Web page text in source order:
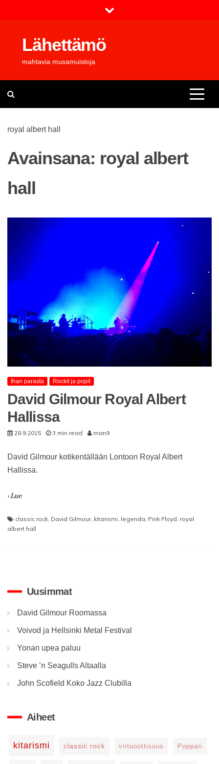
Lähettämö
mahtavia musamuistoja
royal albert hall
Avainsana: royal albert
hall
Ihan parasta Rockit ja popit
David Gilmour Royal Albert
Hallissa
28.9.2015 3 min read man9
David Gilmour kotikentällään Lontoon Royal Albert
Hallissa.
› Lue
classic rock David Gilmour, kitarismi legenda Pink Floyd royal
albert hall
Uusimmat
David Gilmour Roomassa
Voivod ja Hellsinki Metal Festival
Yonan upea paluu
Steve ’n Seagulls Altaalla
John Scofield Koko Jazz Clubilla
Aiheet
kitarismi classic rock virtuoottisuus Poppari